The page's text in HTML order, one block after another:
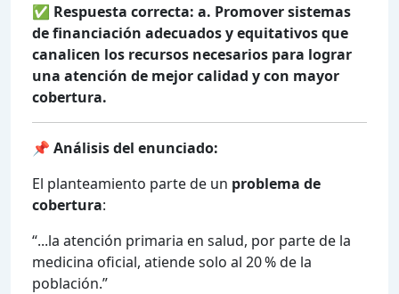
✅ Respuesta correcta: a. Promover sistemas
de financiación adecuados y equitativos que
canalicen los recursos necesarios para lograr
una atención de mejor calidad y con mayor
cobertura.
📌 Análisis del enunciado:
El planteamiento parte de un problema de
cobertura:
“...la atención primaria en salud, por parte de la
medicina oficial, atiende solo al 20 % de la
población.”